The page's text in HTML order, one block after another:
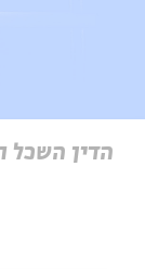
הדין השכל